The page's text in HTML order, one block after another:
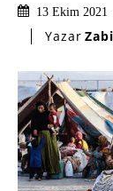
13 Ekim 2021
Yazar